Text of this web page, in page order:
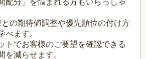
の期待値調整や優先順位の付け方
べます。
トでお客様のご要望を確認できる
を減らせます。